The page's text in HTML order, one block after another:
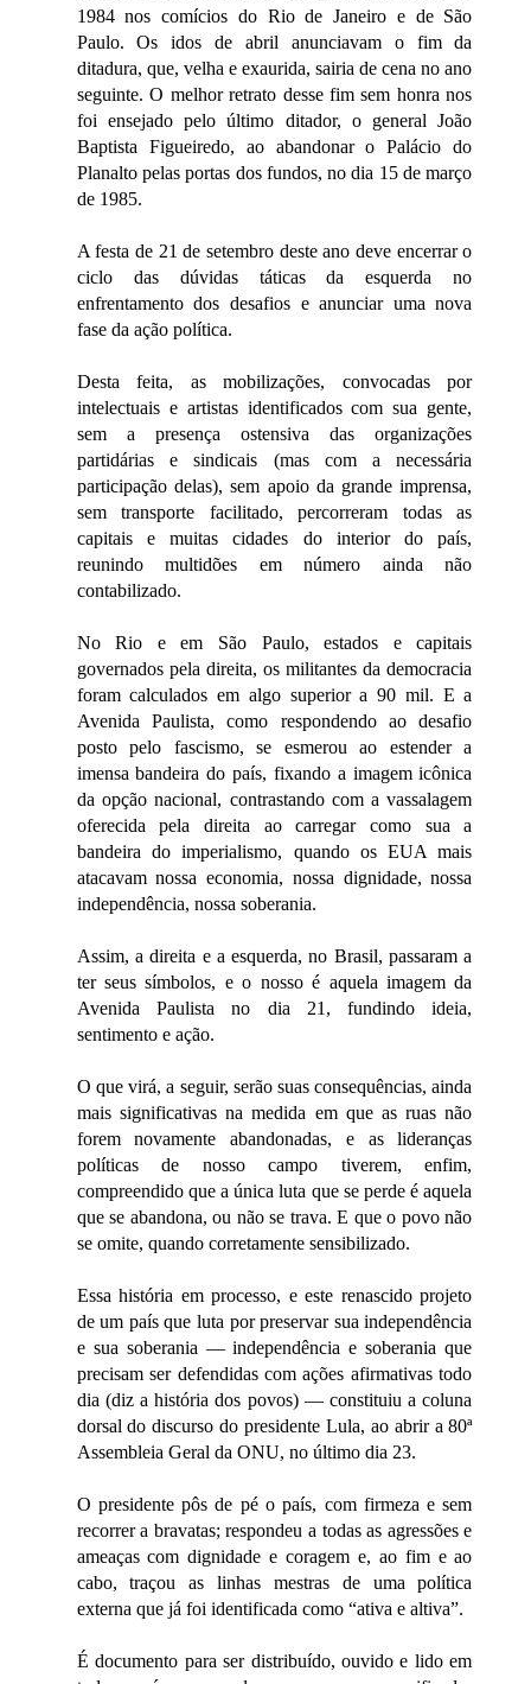
1984 nos comícios do Rio de Janeiro e de São
Paulo. Os idos de abril anunciavam o fim da
ditadura, que, velha e exaurida, sairia de cena no ano
seguinte. O melhor retrato desse fim sem honra nos
foi ensejado pelo último ditador, o general João
Baptista Figueiredo, ao abandonar o Palácio do
Planalto pelas portas dos fundos, no dia 15 de março
de 1985.
A festa de 21 de setembro deste ano deve encerrar o
ciclo das dúvidas táticas da esquerda no
enfrentamento dos desafios e anunciar uma nova
fase da ação política.
Desta feita, as mobilizações, convocadas por
intelectuais e artistas identificados com sua gente,
sem a presença ostensiva das organizações
partidárias e sindicais (mas com a necessária
participação delas), sem apoio da grande imprensa,
sem transporte facilitado, percorreram todas as
capitais e muitas cidades do interior do país,
reunindo multidões em número ainda não
contabilizado.
No Rio e em São Paulo, estados e capitais
governados pela direita, os militantes da democracia
foram calculados em algo superior a 90 mil. E a
Avenida Paulista, como respondendo ao desafio
posto pelo fascismo, se esmerou ao estender a
imensa bandeira do país, fixando a imagem icônica
da opção nacional, contrastando com a vassalagem
oferecida pela direita ao carregar como sua a
bandeira do imperialismo, quando os EUA mais
atacavam nossa economia, nossa dignidade, nossa
independência, nossa soberania.
Assim, a direita e a esquerda, no Brasil, passaram a
ter seus símbolos, e o nosso é aquela imagem da
Avenida Paulista no dia 21, fundindo ideia,
sentimento e ação.
O que virá, a seguir, serão suas consequências, ainda
mais significativas na medida em que as ruas não
forem novamente abandonadas, e as lideranças
políticas de nosso campo tiverem, enfim,
compreendido que a única luta que se perde é aquela
que se abandona, ou não se trava. E que o povo não
se omite, quando corretamente sensibilizado.
Essa história em processo, e este renascido projeto
de um país que luta por preservar sua independência
e sua soberania — independência e soberania que
precisam ser defendidas com ações afirmativas todo
dia (diz a história dos povos) — constituiu a coluna
dorsal do discurso do presidente Lula, ao abrir a 80ª
Assembleia Geral da ONU, no último dia 23.
O presidente pôs de pé o país, com firmeza e sem
recorrer a bravatas; respondeu a todas as agressões e
ameaças com dignidade e coragem e, ao fim e ao
cabo, traçou as linhas mestras de uma política
externa que já foi identificada como “ativa e altiva”.
É documento para ser distribuído, ouvido e lido em